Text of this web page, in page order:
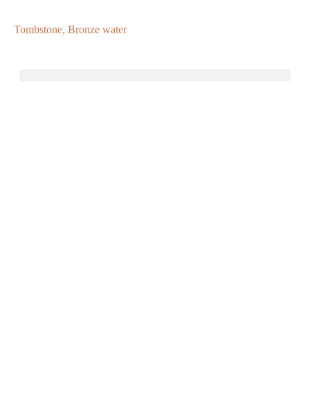
Tombstone, Bronze water